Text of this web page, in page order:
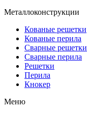
Металлоконструкции
Кованые решетки
Кованые перила
Сварные решетки
Сварные перила
Решетки
Перила
Кнокер
Меню